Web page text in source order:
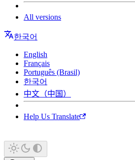
All versions
한국어
English
Français
Português (Brasil)
한국어
中文（中国）
Help Us Translate